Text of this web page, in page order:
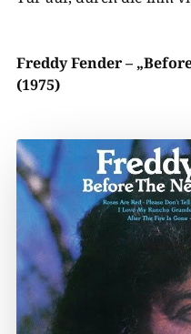
Freddy Fender –
(1975)